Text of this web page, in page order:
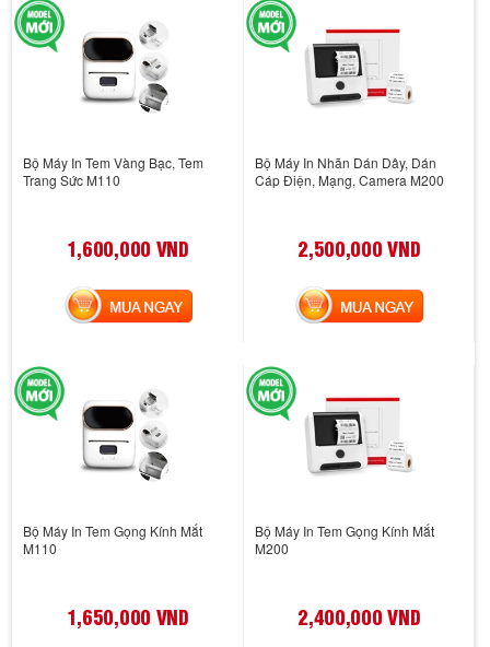
Bộ Máy In Tem Vàng Bạc, Tem
Trang Sức M110
1,600,000 VND
MUA NGAY
Bộ Máy In Nhãn Dán Dây, Dán
Cáp Điện, Mạng, Camera M200
2,500,000 VND
MUA NGAY
Bộ Máy In Tem Gọng Kính Mắt
M110
1,650,000 VND
Bộ Máy In Tem Gọng Kính Mắt
M200
2,400,000 VND